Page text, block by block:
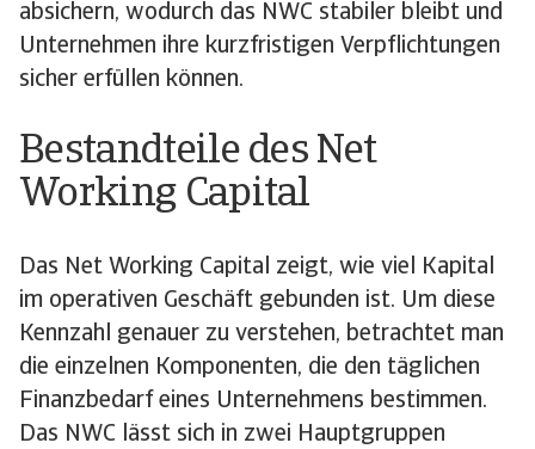
absichern, wodurch das NWC stabiler bleibt und
Unternehmen ihre kurzfristigen Verpflichtungen
sicher erfüllen können.
Bestandteile des Net
Working Capital
Das Net Working Capital zeigt, wie viel Kapital
im operativen Geschäft gebunden ist. Um diese
Kennzahl genauer zu verstehen, betrachtet man
die einzelnen Komponenten, die den täglichen
Finanzbedarf eines Unternehmens bestimmen.
Das NWC lässt sich in zwei Hauptgruppen